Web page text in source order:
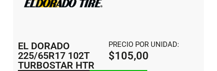
EL DORADO
225/65R17 102T
TURBOSTAR HTR
PRECIO POR UNIDAD:
$105,00